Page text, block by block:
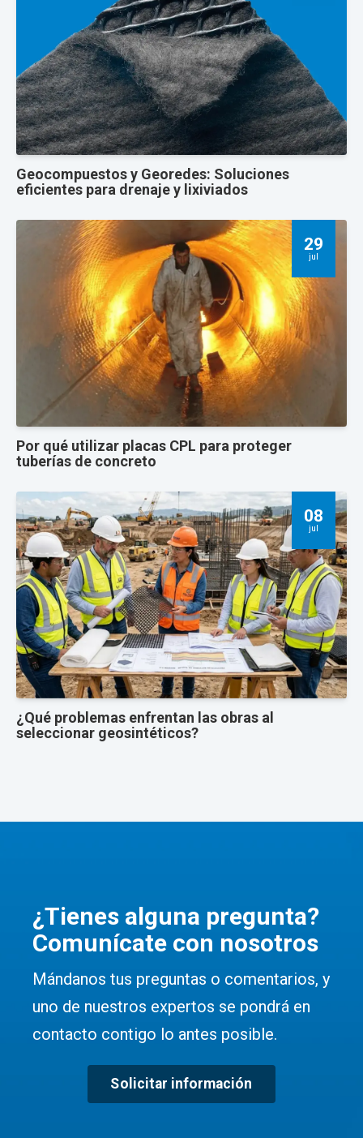
Geocompuestos y Georedes: Soluciones
eficientes para drenaje y lixiviados
29
jul
Por qué utilizar placas CPL para proteger
tuberías de concreto
08
jul
¿Qué problemas enfrentan las obras al
seleccionar geosintéticos?
¿Tienes alguna pregunta?
Comunícate con nosotros
Mándanos tus preguntas o comentarios, y
uno de nuestros expertos se pondrá en
contacto contigo lo antes posible.
Solicitar información